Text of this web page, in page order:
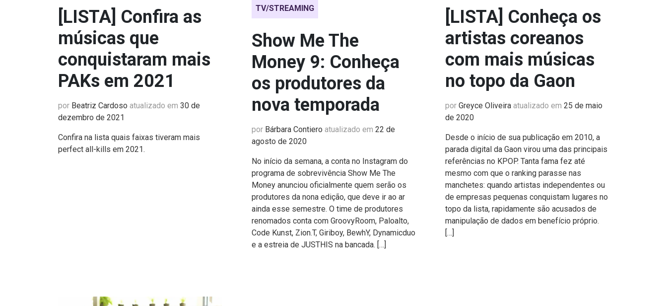
[LISTA] Confira as
músicas que
conquistaram mais
PAKs em 2021
por Beatriz Cardoso atualizado em 30 de
dezembro de 2021
Confira na lista quais faixas tiveram mais
perfect all-kills em 2021.
TV/STREAMING
Show Me The
Money 9: Conheça
os produtores da
nova temporada
por Bárbara Contiero atualizado em 22 de
agosto de 2020
No início da semana, a conta no Instagram do
programa de sobrevivência Show Me The
Money anunciou oficialmente quem serão os
produtores da nona edição, que deve ir ao ar
ainda esse semestre. O time de produtores
renomados conta com GroovyRoom, Paloalto,
Code Kunst, Zion.T, Giriboy, BewhY, Dynamicduo
e a estreia de JUSTHIS na bancada. […]
[LISTA] Conheça os
artistas coreanos
com mais músicas
no topo da Gaon
por Greyce Oliveira atualizado em 25 de maio
de 2020
Desde o início de sua publicação em 2010, a
parada digital da Gaon virou uma das principais
referências no KPOP. Tanta fama fez até
mesmo com que o ranking parasse nas
manchetes: quando artistas independentes ou
de empresas pequenas conquistam lugares no
topo da lista, rapidamente são acusados de
manipulação de dados em benefício próprio.
[…]